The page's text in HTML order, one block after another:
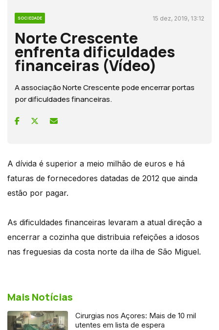
SOCIEDADE 15 dez, 2019, 13:12
Norte Crescente
enfrenta dificuldades
financeiras (Vídeo)
A associação Norte Crescente pode encerrar portas
por dificuldades financeiras.
A dívida é superior a meio milhão de euros e há
faturas de fornecedores datadas de 2012 que ainda
estão por pagar.
As dificuldades financeiras levaram a atual direção a
encerrar a cozinha que distribuia refeições a idosos
nas freguesias da costa norte da ilha de São Miguel.
Mais Notícias
Cirurgias nos Açores: Mais de 10 mil
utentes em lista de espera